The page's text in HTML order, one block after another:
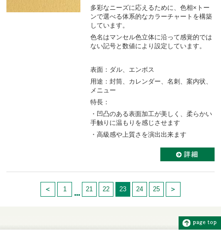
多彩なニーズに応えるために、色相×トー
ンで選べる体系的なカラーチャートを構築
しています。
色名はマンセル色立体に沿って感覚的では
ない記号と数値により設定しています。
表面：ダル、エンボス
用途：封筒、カレンダー、名刺、案内状、
メニュー
特長：
・凹凸のある表面加工が美しく、柔らかい
手触りに温もりを感じさせます
・高級感や上質さを演出出来ます
1 21 22 23 24 25